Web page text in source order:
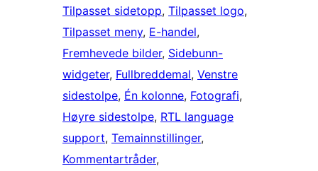
Tilpasset sidetopp, Tilpasset logo
Tilpasset meny, E-handel
Fremhevede bilder, Sidebunn-
widgeter, Fullbreddemal, Venstre
sidestolpe, Én kolonne, Fotografi
Høyre sidestolpe, RTL language
support, Temainnstillinger
Kommentartråder